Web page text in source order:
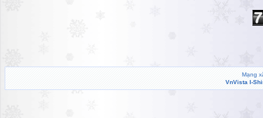
Mạng
VnVista I-